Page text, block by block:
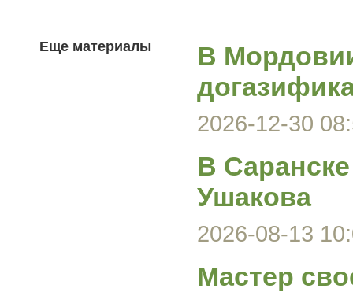
Еще материалы
В
2026-12-30
В
Ушакова
2026-08-13
Мастер